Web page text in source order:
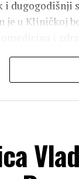
i dugogodišnji
je u Kliničkoj
najpoznatiji
u rujnu
Samo devet
krovne
Član je i